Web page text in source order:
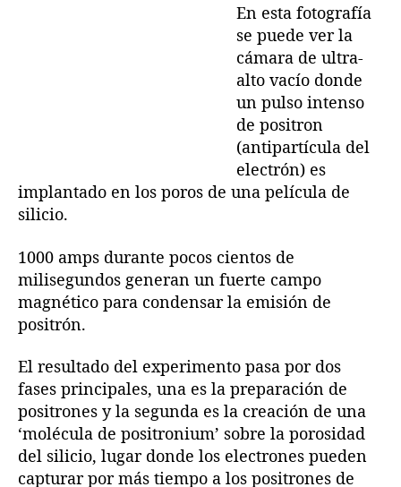
.
En esta fotografía
se puede ver la
cámara de ultra-
alto vacío donde
un pulso intenso
de positron
(antipartícula del
electrón) es
implantado en los poros de una película de
silicio.
1000 amps durante pocos cientos de
milisegundos generan un fuerte campo
magnético para condensar la emisión de
positrón.
El resultado del experimento pasa por dos
fases principales, una es la preparación de
positrones y la segunda es la creación de una
‘molécula de positronium’ sobre la porosidad
del silicio, lugar donde los electrones pueden
capturar por más tiempo a los positrones de